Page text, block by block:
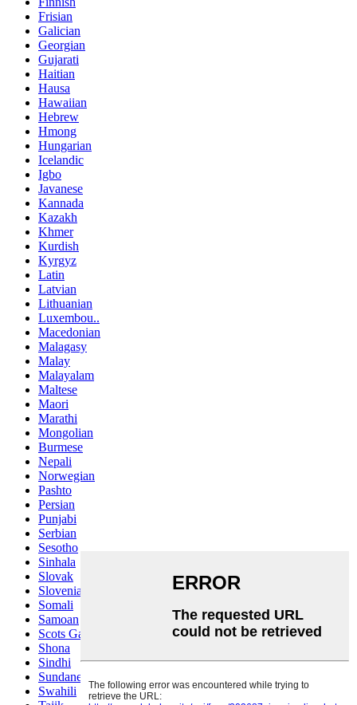
Frisian
Galician
Georgian
Gujarati
Haitian
Hausa
Hawaiian
Hebrew
Hmong
Hungarian
Icelandic
Igbo
Javanese
Kannada
Kazakh
Khmer
Kurdish
Kyrgyz
Latin
Latvian
Lithuanian
Luxembou..
Macedonian
Malagasy
Malay
Malayalam
Maltese
Maori
Marathi
Mongolian
Burmese
Nepali
Norwegian
Pashto
Persian
Punjabi
Serbian
Sesotho
Sinhala
Slovak
Slovenian
Somali
Samoan
Scots Gaelic
Shona
Sindhi
Sundanese
Swahili